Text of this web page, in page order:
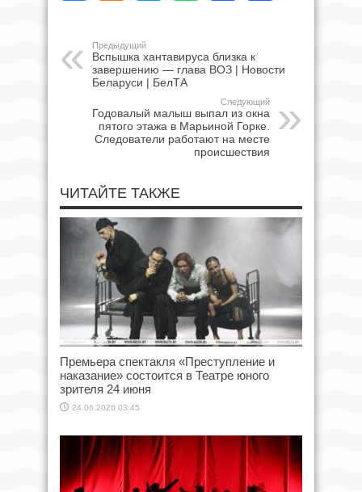
Предыдущий
Вспышка хантавируса близка к
завершению — глава ВОЗ | Новости
Беларуси | БелТА
Следующий
Годовалый малыш выпал из окна
пятого этажа в Марьиной Горке.
Следователи работают на месте
происшествия
ЧИТАЙТЕ ТАКЖЕ
Премьера спектакля «Преступление и
наказание» состоится в Театре юного
зрителя 24 июня
24.06.2026 03:45